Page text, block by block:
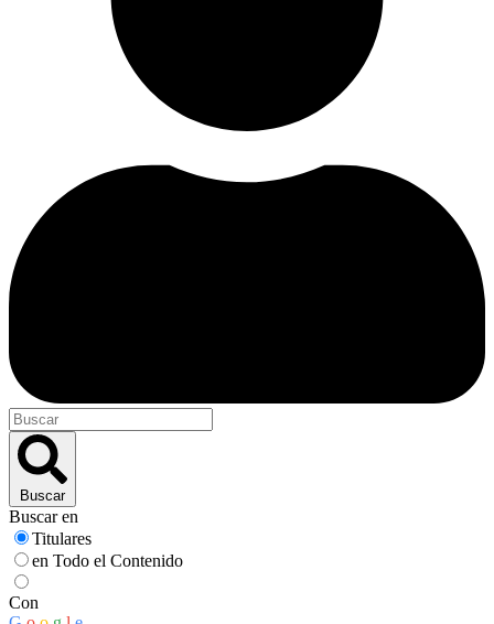
Buscar
Buscar en
Titulares
en Todo el Contenido
Con